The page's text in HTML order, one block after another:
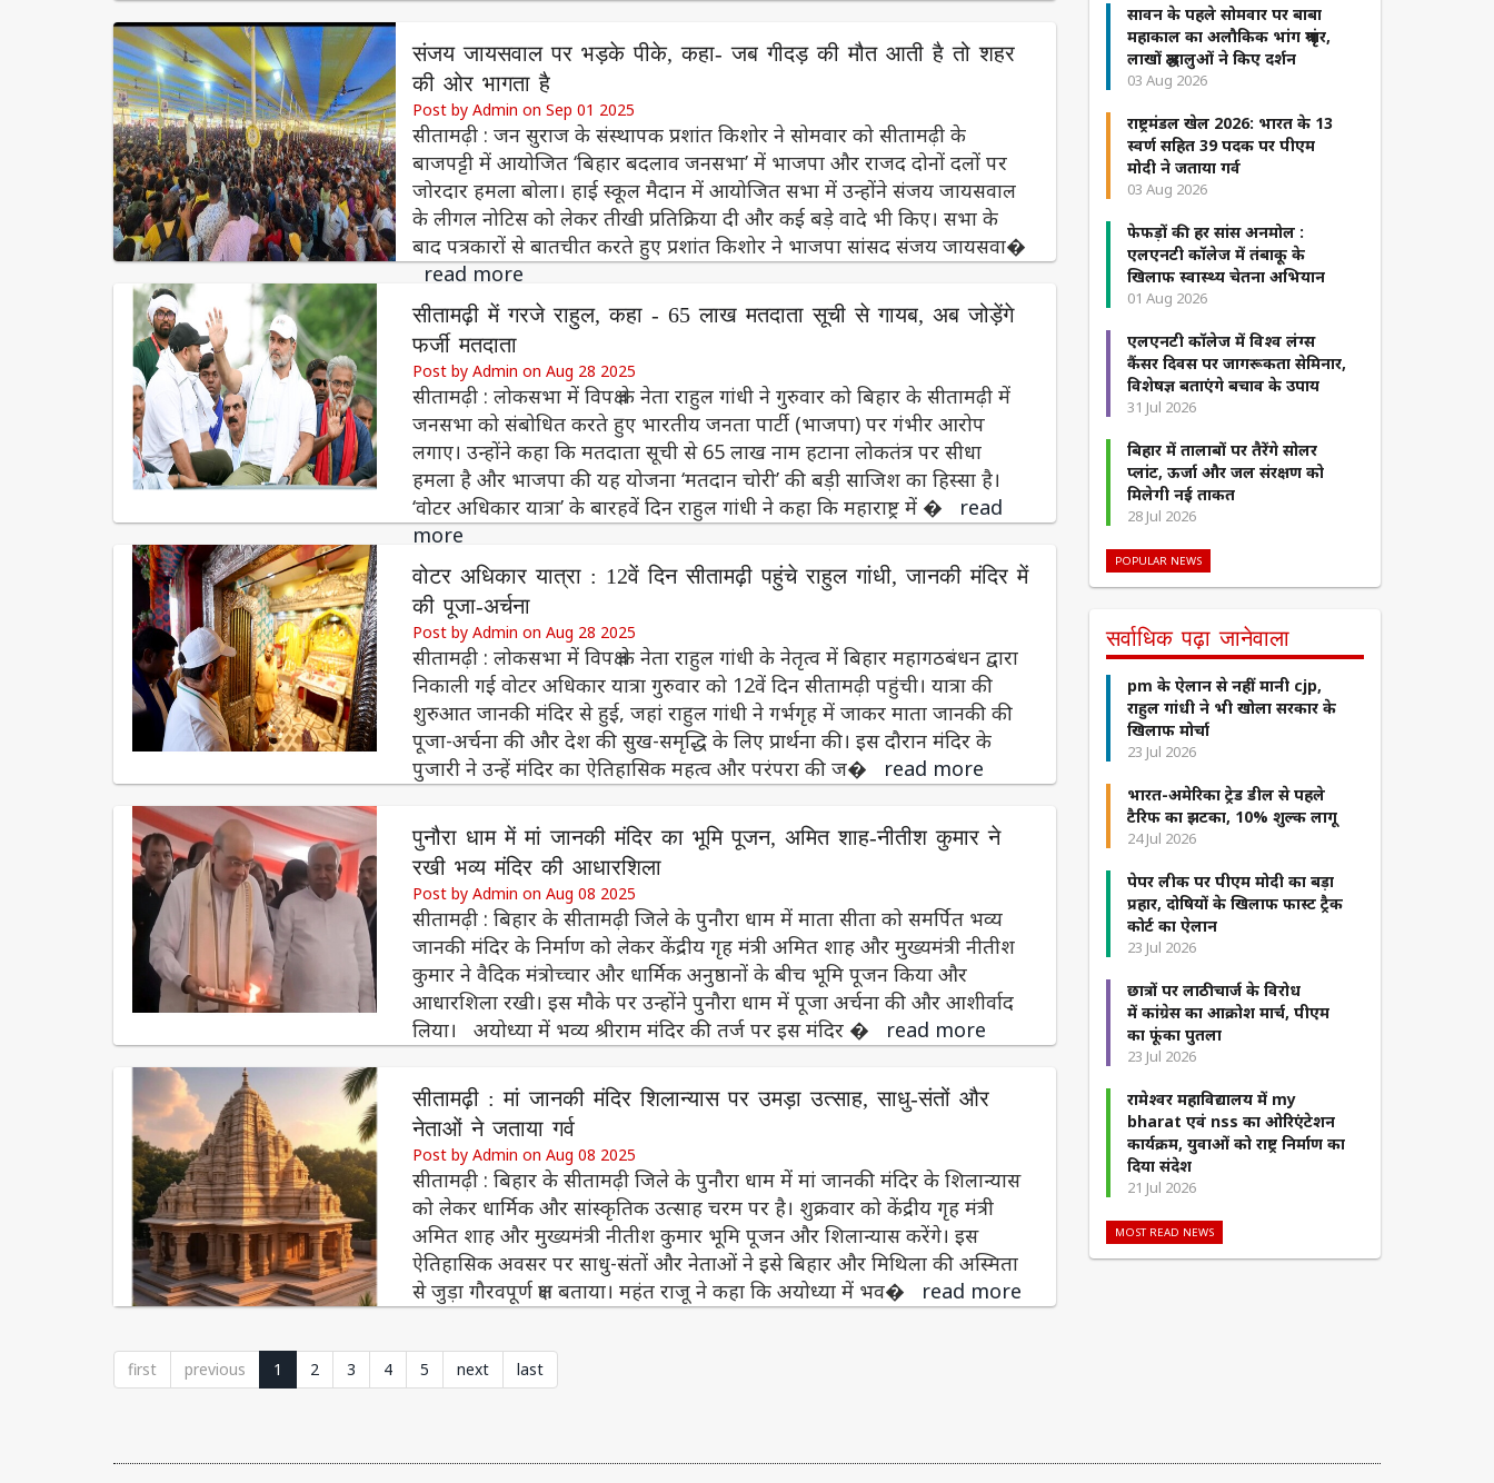
संजय जायसवाल पर भड़के पीके, कहा- जब गीदड़ की मौत आती है तो शहर
की ओर भागता है
Post by Admin on Sep 01 2025
सीतामढ़ी : जन सुराज के संस्थापक प्रशांत किशोर ने सोमवार को सीतामढ़ी के
बाजपट्टी में आयोजित ‘बिहार बदलाव जनसभा’ में भाजपा और राजद दोनों दलों पर
जोरदार हमला बोला। हाई स्कूल मैदान में आयोजित सभा में उन्होंने संजय जायसवाल
के लीगल नोटिस को लेकर तीखी प्रतिक्रिया दी और कई बड़े वादे भी किए। सभा के
बाद पत्रकारों से बातचीत करते हुए प्रशांत किशोर ने भाजपा सांसद संजय जायसवा�
read more
सीतामढ़ी में गरजे राहुल, कहा - 65 लाख मतदाता सूची से गायब, अब जोड़ेंगे
फर्जी मतदाता
Post by Admin on Aug 28 2025
सीतामढ़ी : लोकसभा में विपक्ष के नेता राहुल गांधी ने गुरुवार को बिहार के सीतामढ़ी में
जनसभा को संबोधित करते हुए भारतीय जनता पार्टी (भाजपा) पर गंभीर आरोप
लगाए। उन्होंने कहा कि मतदाता सूची से 65 लाख नाम हटाना लोकतंत्र पर सीधा
हमला है और भाजपा की यह योजना ‘मतदान चोरी’ की बड़ी साजिश का हिस्सा है।
‘वोटर अधिकार यात्रा’ के बारहवें दिन राहुल गांधी ने कहा कि महाराष्ट्र में � read
more
वोटर अधिकार यात्रा : 12वें दिन सीतामढ़ी पहुंचे राहुल गांधी, जानकी मंदिर में
की पूजा-अर्चना
Post by Admin on Aug 28 2025
सीतामढ़ी : लोकसभा में विपक्ष के नेता राहुल गांधी के नेतृत्व में बिहार महागठबंधन द्वारा
निकाली गई वोटर अधिकार यात्रा गुरुवार को 12वें दिन सीतामढ़ी पहुंची। यात्रा की
शुरुआत जानकी मंदिर से हुई, जहां राहुल गांधी ने गर्भगृह में जाकर माता जानकी की
पूजा-अर्चना की और देश की सुख-समृद्धि के लिए प्रार्थना की। इस दौरान मंदिर के
पुजारी ने उन्हें मंदिर का ऐतिहासिक महत्व और परंपरा की ज� read more
पुनौरा धाम में मां जानकी मंदिर का भूमि पूजन, अमित शाह-नीतीश कुमार ने
रखी भव्य मंदिर की आधारशिला
Post by Admin on Aug 08 2025
सीतामढ़ी : बिहार के सीतामढ़ी जिले के पुनौरा धाम में माता सीता को समर्पित भव्य
जानकी मंदिर के निर्माण को लेकर केंद्रीय गृह मंत्री अमित शाह और मुख्यमंत्री नीतीश
कुमार ने वैदिक मंत्रोच्चार और धार्मिक अनुष्ठानों के बीच भूमि पूजन किया और
आधारशिला रखी। इस मौके पर उन्होंने पुनौरा धाम में पूजा अर्चना की और आशीर्वाद
लिया। अयोध्या में भव्य श्रीराम मंदिर की तर्ज पर इस मंदिर � read more
सीतामढ़ी : मां जानकी मंदिर शिलान्यास पर उमड़ा उत्साह, साधु-संतों और
नेताओं ने जताया गर्व
Post by Admin on Aug 08 2025
सीतामढ़ी : बिहार के सीतामढ़ी जिले के पुनौरा धाम में मां जानकी मंदिर के शिलान्यास
को लेकर धार्मिक और सांस्कृतिक उत्साह चरम पर है। शुक्रवार को केंद्रीय गृह मंत्री
अमित शाह और मुख्यमंत्री नीतीश कुमार भूमि पूजन और शिलान्यास करेंगे। इस
ऐतिहासिक अवसर पर साधु-संतों और नेताओं ने इसे बिहार और मिथिला की अस्मिता
से जुड़ा गौरवपूर्ण क्षण बताया। महंत राजू ने कहा कि अयोध्या में भव� read more
first previous 1 2 3 4 5 next last
सावन के पहले सोमवार पर बाबा
महाकाल का अलौकिक भांग श्रृंगार,
लाखों श्रद्धालुओं ने किए दर्शन
03 Aug 2026
राष्ट्रमंडल खेल 2026: भारत के 13
स्वर्ण सहित 39 पदक पर पीएम
मोदी ने जताया गर्व
03 Aug 2026
फेफड़ों की हर सांस अनमोल :
एलएनटी कॉलेज में तंबाकू के
खिलाफ स्वास्थ्य चेतना अभियान
01 Aug 2026
एलएनटी कॉलेज में विश्व लंग्स
कैंसर दिवस पर जागरूकता सेमिनार,
विशेषज्ञ बताएंगे बचाव के उपाय
31 Jul 2026
बिहार में तालाबों पर तैरेंगे सोलर
प्लांट, ऊर्जा और जल संरक्षण को
मिलेगी नई ताकत
28 Jul 2026
POPULAR NEWS
सर्वाधिक पढ़ा जानेवाला
pm के ऐलान से नहीं मानी cjp,
राहुल गांधी ने भी खोला सरकार के
खिलाफ मोर्चा
23 Jul 2026
भारत-अमेरिका ट्रेड डील से पहले
टैरिफ का झटका, 10% शुल्क लागू
24 Jul 2026
पेपर लीक पर पीएम मोदी का बड़ा
प्रहार, दोषियों के खिलाफ फास्ट ट्रैक
कोर्ट का ऐलान
23 Jul 2026
छात्रों पर लाठीचार्ज के विरोध
में कांग्रेस का आक्रोश मार्च, पीएम
का फूंका पुतला
23 Jul 2026
रामेश्वर महाविद्यालय में my
bharat एवं nss का ओरिएंटेशन
कार्यक्रम, युवाओं को राष्ट्र निर्माण का
दिया संदेश
21 Jul 2026
MOST READ NEWS